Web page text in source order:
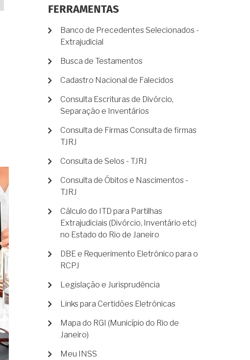
FERRAMENTAS
Banco de Precedentes Selecionados -
Extrajudicial
Busca de Testamentos
Cadastro Nacional de Falecidos
Consulta Escrituras de Divórcio,
Separação e Inventários
Consulta de Firmas Consulta de firmas
TJRJ
Consulta de Selos - TJRJ
Consulta de Óbitos e Nascimentos -
TJRJ
Cálculo do ITD para Partilhas
Extrajudiciais (Divórcio, Inventário etc)
no Estado do Rio de Janeiro
DBE e Requerimento Eletrônico para o
RCPJ
Legislação e Jurisprudência
Links para Certidões Eletrônicas
Mapa do RGI (Município do Rio de
Janeiro)
Meu INSS